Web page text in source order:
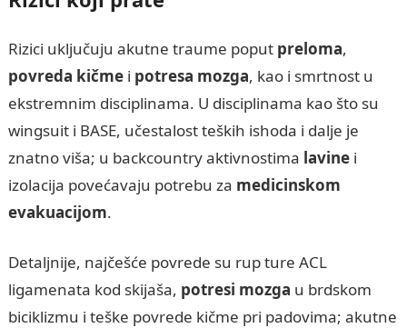
Rizici uključuju akutne traume poput preloma,
povreda kičmei potresa mozga, kao i smrtnost u
ekstremnim disciplinama. U disciplinama kao što su
wingsuit i BASE, učestalost teških ishoda i dalje je
znatno viša; u backcountry aktivnostima lavinei
izolacija povećavaju potrebu za medicinskom
evakuacijom.
Detaljnije, najčešće povrede su rup ture ACL
ligamenata kod skijaša, potresi mozga u brdskom
biciklizmu i teške povrede kičme pri padovima; akutne